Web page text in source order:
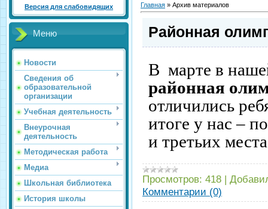
Версия для слабовидящих
Меню
Новости
Сведения об
образовательной
организации
Учебная деятельность
Внеурочная
деятельность
Методическая работа
Медиа
Школьная библиотека
История школы
Главная » Архив материалов
Районная
В марте в
районная
отличились
итоге у нас –
и третьих
Просмотров: 418 |
Комментарии (0)